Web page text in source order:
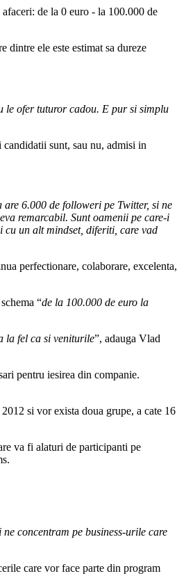
de la 0 euro - la 100.000 de
dintre ele este estimat sa dureze
le ofer tuturor cadou. E pur si simplu
sunt, sau nu, admisi in
6.000 de followeri pe Twitter, si ne
remarcabil. Sunt oamenii pe care-i
cu un alt mindset, diferiti, care vad
perfectionare, colaborare, excelenta,
“de la 100.000 de euro la
la fel ca si veniturile”, adauga Vlad
pentru iesirea din companie.
si vor exista doua grupe, a cate 16
va fi alaturi de participanti pe
concentram pe business-urile care
care vor face parte din program